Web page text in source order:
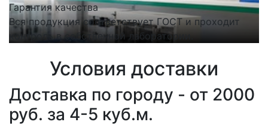
Гарантия качества
Вся продукция соответствует ГОСТ и проходит
контроль в собственной лаборатории.
Условия доставки
Доставка по городу - от 2000
руб. за 4-5 куб.м.